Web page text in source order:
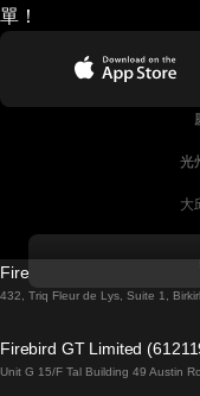
單！
光
大
Firebird GT Limited (OC
432, Triq Fleur de Lys, Suite 1,
Firebird GT Limited
Unit G 15/F Tal Building 49 Austin